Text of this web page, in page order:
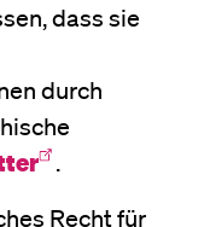
dass sie
durch
.
Recht für